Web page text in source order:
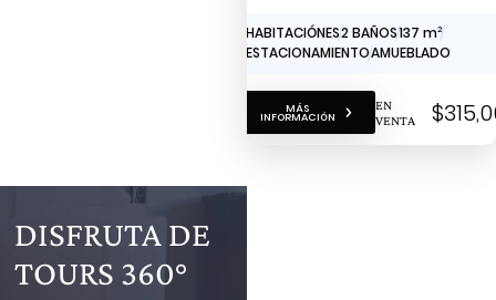
3 HABITACIÓNES2 BAÑOS137 m2
2 ESTACIONAMIENTOAMUEBLADO
MÁS
INFORMACIÓN
EN
VENTA
DISFRUTA DE
TOURS 360°